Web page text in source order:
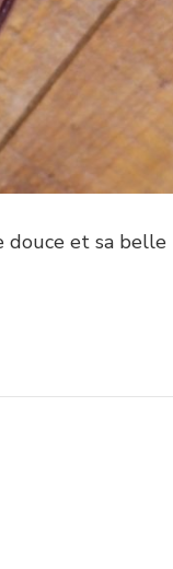
douce et sa belle